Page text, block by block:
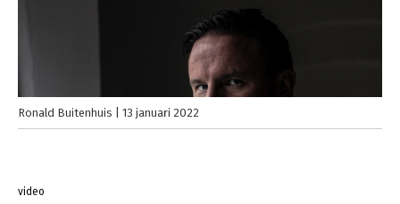
Ronald Buitenhuis 13 januari 2022
video